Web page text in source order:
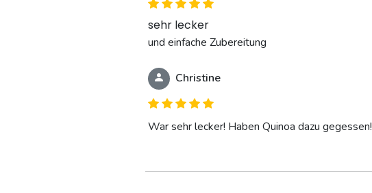
sehr lecker
und einfache Zubereitung
Christine
War sehr lecker! Haben Quinoa dazu gegessen!